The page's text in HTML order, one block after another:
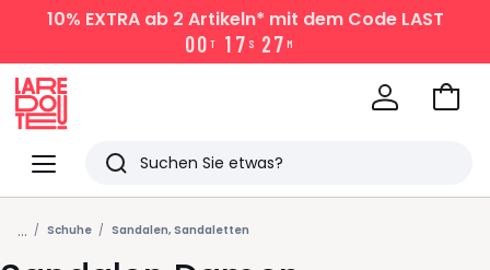
10% EXTRAab 2 Artikeln* mit dem Code LAST
00 T 1 7 S 27 M
Menü
Redoute
Suchen
Zuletzt
angesehen
Zum
... Schuhe Sandalen, Sandaletten